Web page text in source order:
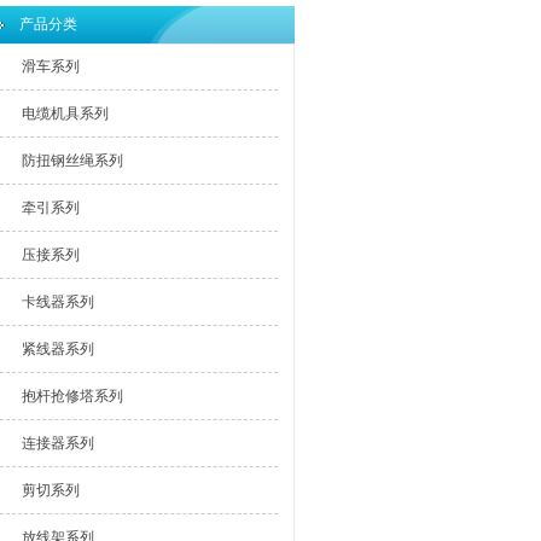
产品分类
滑车系列
电缆机具系列
防扭钢丝绳系列
牵引系列
压接系列
卡线器系列
紧线器系列
抱杆抢修塔系列
连接器系列
剪切系列
放线架系列